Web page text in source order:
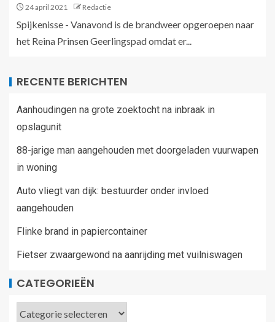
24 april 2021 Redactie
Spijkenisse - Vanavond is de brandweer opgeroepen naar
het Reina Prinsen Geerlingspad omdat er...
RECENTE BERICHTEN
Aanhoudingen na grote zoektocht na inbraak in
opslagunit
88-jarige man aangehouden met doorgeladen vuurwapen
in woning
Auto vliegt van dijk: bestuurder onder invloed
aangehouden
Flinke brand in papiercontainer
Fietser zwaargewond na aanrijding met vuilniswagen
CATEGORIEËN